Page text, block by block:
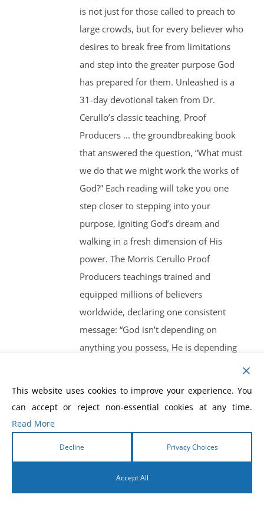
is not just for those called to preach to
large crowds, but for every believer who
desires to break free from limitations
and step into the greater purpose God
has prepared for them. Unleashed is a
31-day devotional taken from Dr.
Cerullo’s classic teaching, Proof
Producers ... the groundbreaking book
that answered the question, “What must
we do that we might work the works of
God?” Each reading will take you one
step closer to stepping into your
purpose, igniting God’s dream and
walking in a fresh dimension of His
power. The Morris Cerullo Proof
Producers teachings trained and
equipped millions of believers
worldwide, declaring one consistent
message: “God isn’t depending on
anything you possess, He is depending
encouraged, equipped, and strengthened
to work the works of God, just as Dr.
This website uses cookies to improve your experience. You
can accept or reject non-essential cookies at any time.
Read More
Decline Privacy Choices
Accept All